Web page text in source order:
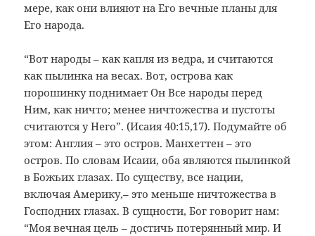
мере, как они влияют на Его вечные планы для
Его народа.
“Вот народы – как капля из ведра, и считаются
как пылинка на весах. Вот, острова как
порошинку поднимает Он Все народы перед
Ним, как ничто; менее ничтожества и пустоты
считаются у Него”. (Исаия 40:15,17). Подумайте об
этом: Англия – это остров. Манхеттен – это
остров. По словам Исаии, оба являются пылинкой
в Божьих глазах. По существу, все нации,
включая Америку,– это меньше ничтожества в
Господних глазах. В сущности, Бог говорит нам:
“Моя вечная цель – достичь потерянный мир. И